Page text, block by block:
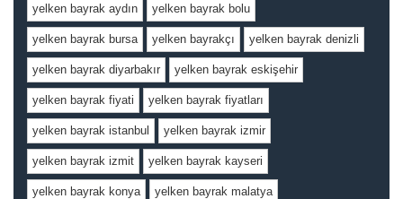
yelken bayrak aydın yelken bayrak bolu
yelken bayrak bursa yelken bayrakçı yelken bayrak denizli
yelken bayrak diyarbakır yelken bayrak eskişehir
yelken bayrak fiyati yelken bayrak fiyatları
yelken bayrak istanbul yelken bayrak izmir
yelken bayrak izmit yelken bayrak kayseri
yelken bayrak konya yelken bayrak malatya